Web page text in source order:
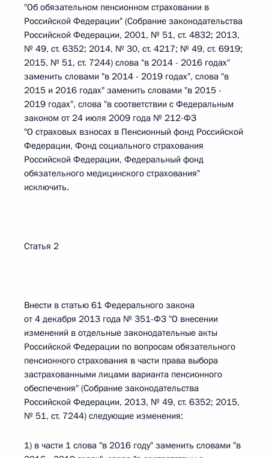
"Об обязательном пенсионном страховании в
Российской Федерации" (Собрание законодательства
Российской Федерации, 2001, № 51, ст. 4832; 2013,
№ 49, ст. 6352; 2014, № 30, ст. 4217; № 49, ст. 6919;
2015, № 51, ст. 7244) слова "в 2014 - 2016 годах"
заменить словами "в 2014 - 2019 годах", слова "в
2015 и 2016 годах" заменить словами "в 2015 -
2019 годах", слова "в соответствии с Федеральным
законом от 24 июля 2009 года № 212-ФЗ
"О страховых взносах в Пенсионный фонд Российской
Федерации, Фонд социального страхования
Российской Федерации, Федеральный фонд
обязательного медицинского страхования"
исключить.
Статья 2
Внести в статью 61 Федерального закона
от 4 декабря 2013 года № 351-ФЗ "О внесении
изменений в отдельные законодательные акты
Российской Федерации по вопросам обязательного
пенсионного страхования в части права выбора
застрахованными лицами варианта пенсионного
обеспечения" (Собрание законодательства
Российской Федерации, 2013, № 49, ст. 6352; 2015,
№ 51, ст. 7244) следующие изменения:
1) в части 1 слова "в 2016 году" заменить словами "в